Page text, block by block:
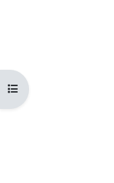
Открыть оглавление